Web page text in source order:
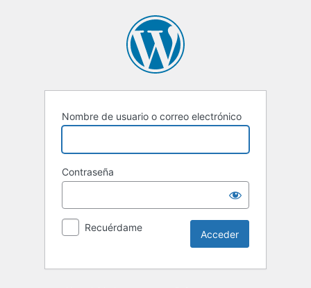
Nombre de usuario o correo electrónico
Contraseña
Recuérdame